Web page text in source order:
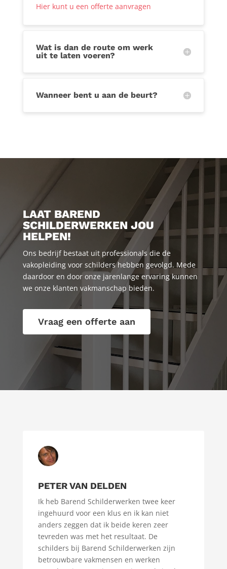
Hier kunt u een offerte aanvragen
Wat is dan de route om werk
uit te laten voeren?
Wanneer bent u aan de beurt?
LAAT BAREND
SCHILDERWERKEN JOU
HELPEN!
Ons bedrijf bestaat uit professionals die de
vakopleiding voor schilders hebben gevolgd. Mede
daardoor en door onze jarenlange ervaring kunnen
we onze klanten vakmanschap bieden.
Vraag een offerte aan
PETER VAN DELDEN
Ik heb Barend Schilderwerken twee keer
ingehuurd voor een klus en ik kan niet
anders zeggen dat ik beide keren zeer
tevreden was met het resultaat. De
schilders bij Barend Schilderwerken zijn
betrouwbare vakmensen en werken